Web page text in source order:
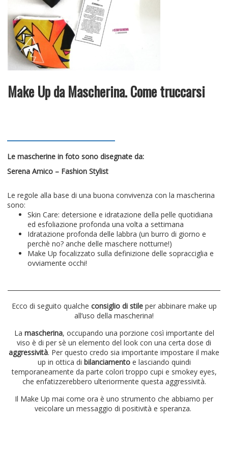
Make Up da Mascherina. Come truccarsi
Le mascherine in foto sono disegnate da:
Serena Amico – Fashion Stylist
Le regole alla base di una buona convivenza con la mascherina
sono:
Skin Care: detersione e idratazione della pelle quotidiana
ed esfoliazione profonda una volta a settimana
Idratazione profonda delle labbra (un burro di giorno e
perchè no? anche delle maschere notturne!)
Make Up focalizzato sulla definizione delle sopracciglia e
ovviamente occhi!
Ecco di seguito qualche consiglio di stileper abbinare make up
all’uso della mascherina!
La mascherina, occupando una porzione così importante del
viso è di per sè un elemento del look con una certa dose di
aggressività. Per questo credo sia importante impostare il make
up in ottica di bilanciamentoe lasciando quindi
temporaneamente da parte colori troppo cupi e smokey eyes,
che enfatizzerebbero ulteriormente questa aggressività.
Il Make Up mai come ora è uno strumento che abbiamo per
veicolare un messaggio di positività e speranza.